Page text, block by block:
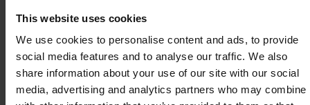
This website uses cookies
We use cookies to personalise content and ads, to provide
social media features and to analyse our traffic. We also
share information about your use of our site with our social
media, advertising and analytics partners who may combine
manutenção de ossos normais e de dentes normais.
As Gomas Multi para Crianças da MegaFood
contêm apenas 3 gramas de açúcar por porção. Um
decilitro de sumo de laranja comum contém pouco
mais de 8 gramas de açúcares. Um copo normal de